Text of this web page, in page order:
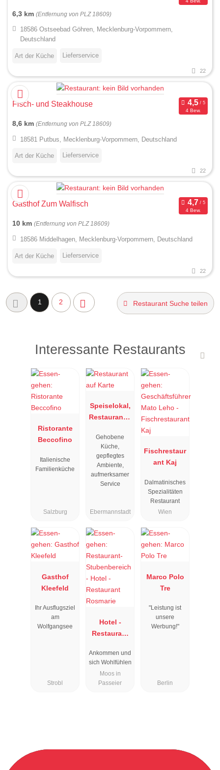
6,3 km (Entfernung von PLZ 18609)
18586 Ostseebad Göhren, Mecklenburg-Vorpommern,
Deutschland
Art der Küche Lieferservice
22
Fisch- und Steakhouse
4 Bew.
8,6 km (Entfernung von PLZ 18609)
18581 Putbus, Mecklenburg-Vorpommern, Deutschland
Art der Küche Lieferservice
22
Gasthof Zum Walfisch
4 Bew.
10 km (Entfernung von PLZ 18609)
18586 Middelhagen, Mecklenburg-Vorpommern, Deutschland
Art der Küche Lieferservice
22
1 2 Restaurant Suche teilen
Interessante Restaurants
Ristorante
Beccofino
Italienische
Familienküche
Salzburg
Speiselokal,
Restaurant "
"
Gehobene
Küche,
gepflegtes
Ambiente,
aufmerksamer
Service
Ebermannstadt
Fischrestaur
ant Kaj
Dalmatinisches
Spezialitäten
Restaurant
Wien
Gasthof
Kleefeld
Ihr Ausflugsziel
am
Wolfgangsee
Strobl
Hotel -
Restaurant
Ankommen und
sich Wohlfühlen
Moos in
Passeier
Marco Polo
Tre
"Leistung ist
unsere
Werbung!"
Berlin